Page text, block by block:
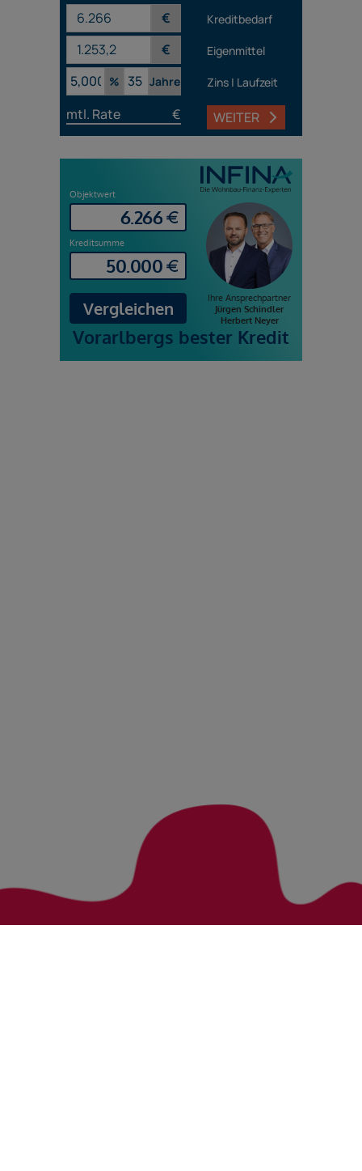
€ Kreditbedarf
€
Eigenmittel
%
Jahre Zins | Laufzeit
mtl. Rate € WEITER